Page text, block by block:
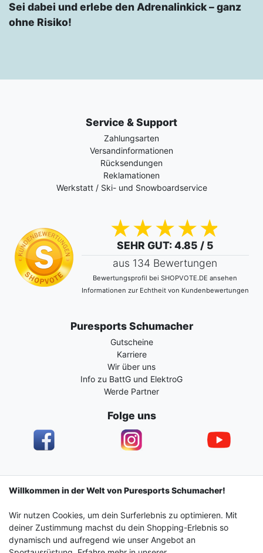
Sei dabei und erlebe den Adrenalinkick – ganz
ohne Risiko!
Service & Support
Zahlungsarten
Versandinformationen
Rücksendungen
Reklamationen
Werkstatt / Ski- und Snowboardservice
SEHR GUT: 4.85 / 5
aus 134 Bewertungen
Bewertungsprofil bei SHOPVOTE.DE ansehen
Informationen zur Echtheit von Kundenbewertungen
Puresports Schumacher
Gutscheine
Karriere
Wir über uns
Info zu BattG und ElektroG
Werde Partner
Folge uns
Impressum Daten­schutz­erklärung AGB
Barrierefreiheitserklärung Widerrufs­recht
Willkommen in der Welt von Puresports Schumacher!
Wir nutzen Cookies, um dein Surferlebnis zu optimieren. Mit
deiner Zustimmung machst du dein Shopping-Erlebnis so
dynamisch und aufregend wie unser Angebot an